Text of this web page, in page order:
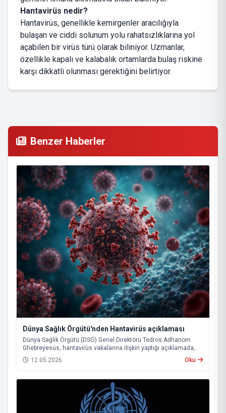
Hantavirüs nedir?
Hantavirüs, genellikle kemirgenler aracılığıyla
bulaşan ve ciddi solunum yolu rahatsızlıklarına yol
açabilen bir virüs türü olarak biliniyor. Uzmanlar,
özellikle kapalı ve kalabalık ortamlarda bulaş riskine
karşı dikkatli olunması gerektiğini belirtiyor.
Benzer Haberler
Dünya Sağlık Örgütü'nden Hantavirüs açıklaması
Dünya Sağlık Örgütü (DSÖ) Genel Direktörü Tedros Adhanom
Ghebreyesus, hantavirüs vakalarına ilişkin yaptığı açıklamada,
mevcut tablonun küresel çapta büyük bir salgının başlangıcına
işaret etmediğini belirtti. Ghebreyesus, buna rağmen virüsün
vakaların görülebileceği uyarısında bulundu.
12.05.2026 Oku